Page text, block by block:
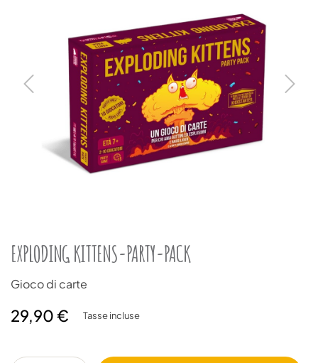
EXPLODING KITTENS-PARTY-PACK
Gioco di carte
29,90 € Tasse incluse